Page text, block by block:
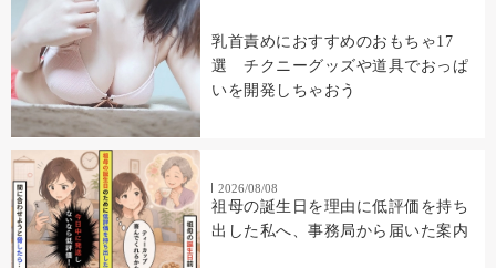
乳首責めにおすすめのおもちゃ17
選 チクニーグッズや道具でおっぱ
いを開発しちゃおう
2026/08/08
祖母の誕生日を理由に低評価を持ち
出した私へ、事務局から届いた案内